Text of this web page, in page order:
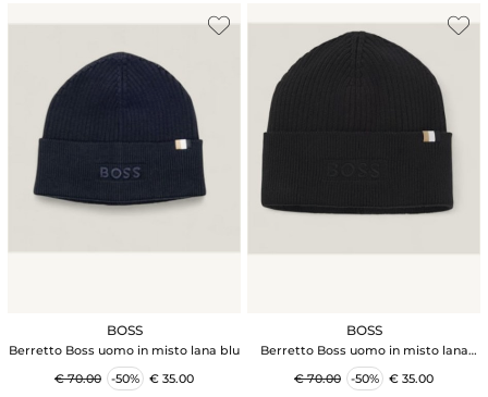
BOSS
Berretto Boss uomo in misto lana blu
€ 70.00
-50% € 35.00
BOSS
Berretto Boss uomo in misto lana
nero
€ 70.00
-50% € 35.00